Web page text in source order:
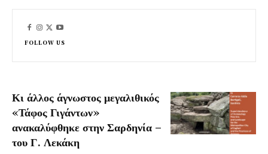
Κι άλλος άγνωστος μεγαλιθικός
«Τάφος Γιγάντων»
ανακαλύφθηκε στην Σαρδηνία –
του Γ. Λεκάκη
FOLLOW US